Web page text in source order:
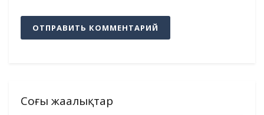
Соңғы жаңалықтар